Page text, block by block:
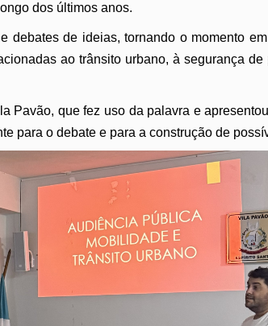
dos últimos anos.
debates de ideias, tornando o momento
ao trânsito urbano, à segurança de
Pavão, que fez uso da palavra e
para o debate e para a construção de